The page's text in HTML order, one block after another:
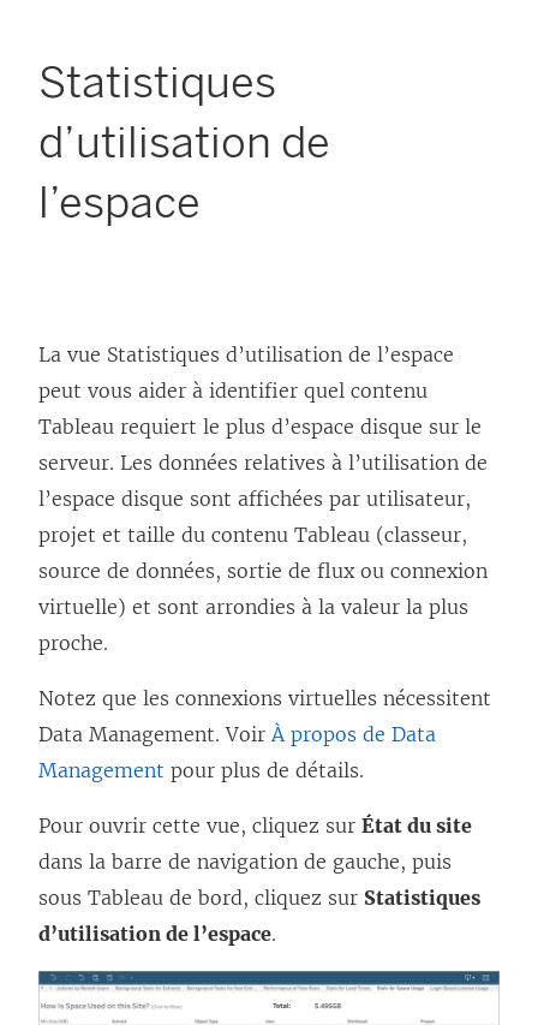
Statistiques
d’utilisation de
l’espace
La vue Statistiques d’utilisation de l’espace
peut vous aider à identifier quel contenu
Tableau requiert le plus d’espace disque sur le
serveur. Les données relatives à l’utilisation de
l’espace disque sont affichées par utilisateur,
projet et taille du contenu Tableau (classeur,
source de données, sortie de flux ou connexion
virtuelle) et sont arrondies à la valeur la plus
proche.
Notez que les connexions virtuelles nécessitent
Data Management. VoirÀ propos de Data
Management pour plus de détails.
Pour ouvrir cette vue, cliquez sur État du site
dans la barre de navigation de gauche, puis
sous Tableau de bord, cliquez sur Statistiques
d’utilisation de l’espace.